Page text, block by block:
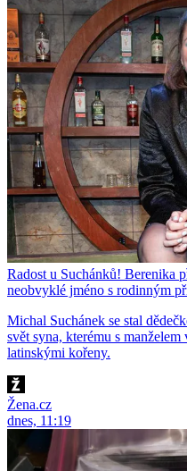
Radost u Suchánků! Berenika
neobvyklé jméno s rodinným
Michal Suchánek se stal
svět syna, kterému s
latinskými kořeny.
Žena.cz
dnes, 11:19